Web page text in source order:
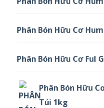
Phân Bón Hữu Cơ
Phân Bón Hữu Cơ Ful
Phân Bón Hữu
Túi 1kg